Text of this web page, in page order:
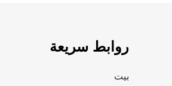
روابط سريعة
بيت